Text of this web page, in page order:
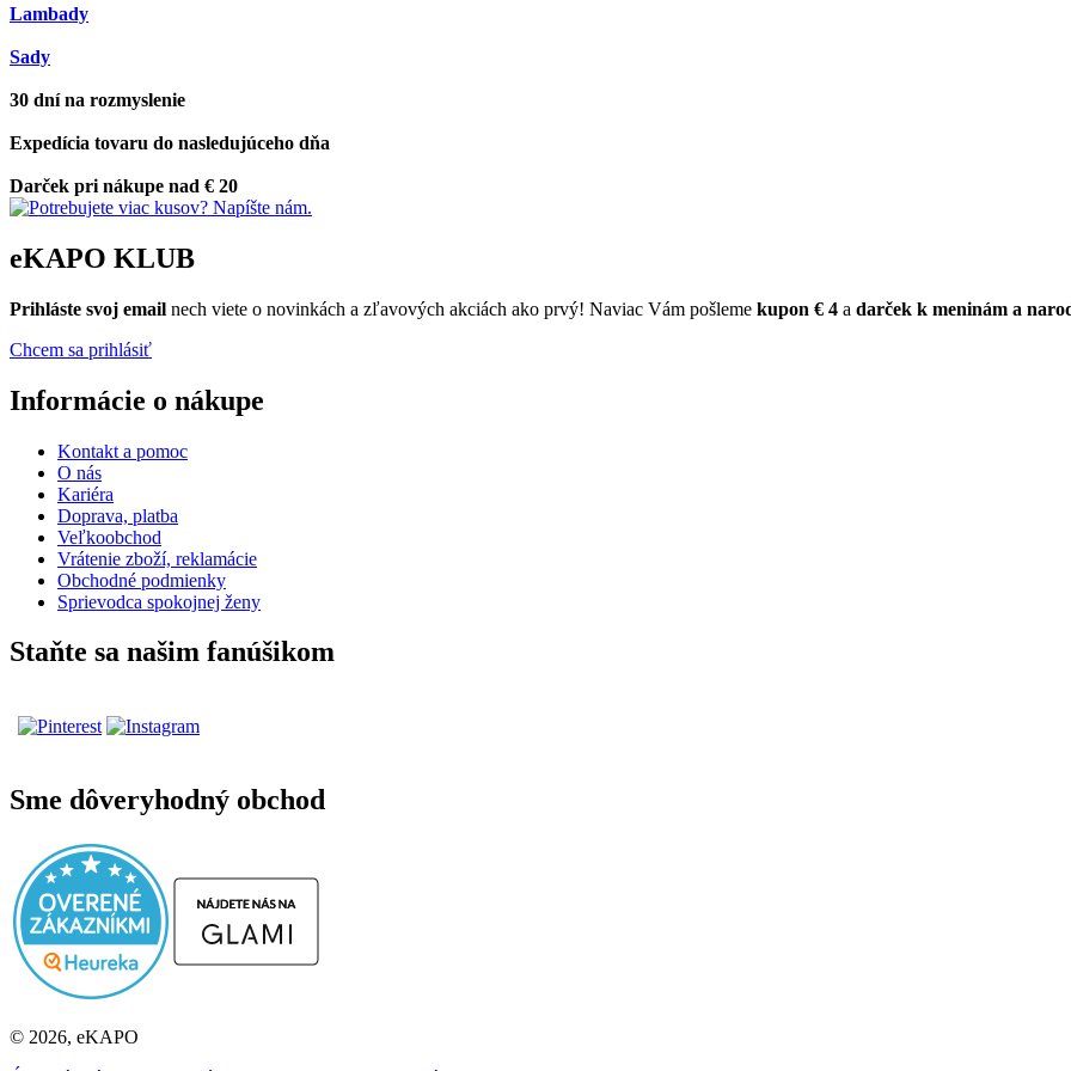
Lambady
Sady
30 dní na rozmyslenie
Expedícia tovaru do nasledujúceho dňa
Darček pri nákupe nad € 20
eKAPO KLUB
Prihláste svoj email nech viete o novinkách a zľavových akciách ako prvý! Naviac Vám pošleme kupon € 4 a darček k meninám a
Chcem sa prihlásiť
Informácie o nákupe
Kontakt a pomoc
O nás
Kariéra
Doprava, platba
Veľkoobchod
Vrátenie zboží, reklamácie
Obchodné podmienky
Sprievodca spokojnej ženy
Staňte sa našim fanúšikom
Sme dôveryhodný obchod
© 2026, eKAPO